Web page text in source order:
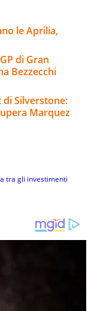
le Aprilia,
di Gran
Bezzecchi
di Silverstone:
Marquez
tra gli investimenti